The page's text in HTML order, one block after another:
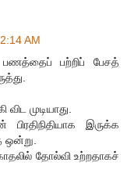
AM
பற்றிப் பேசத்
முடியாது.
இருக்க
ஒன்று.
தோல்வி உற்றதாகச்